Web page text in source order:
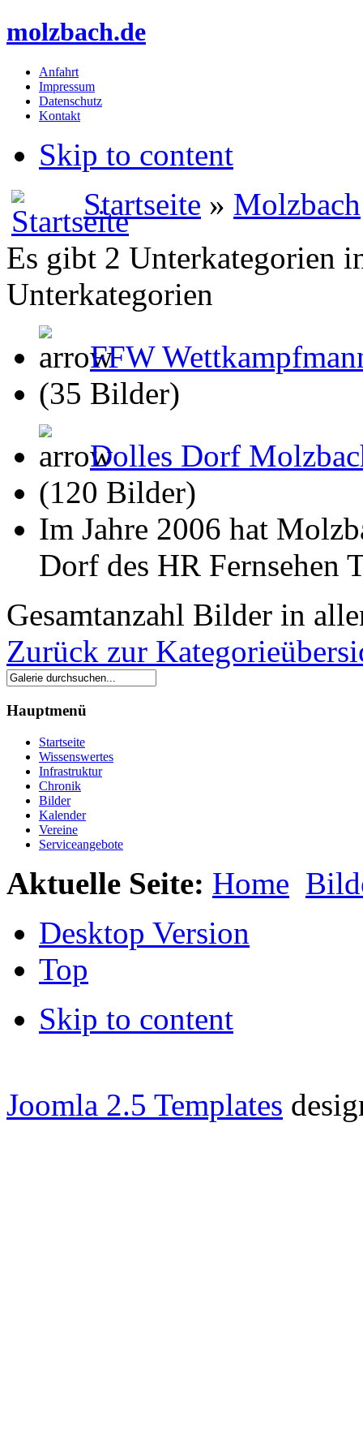
molzbach.de
Anfahrt
Impressum
Datenschutz
Kontakt
Skip to content
Startseite » Molzbach
Es gibt 2 Unterkategorien
Unterkategorien
FFW
(35 Bilder)
Dolles Dorf
(120 Bilder)
Im Jahre 2006 hat
Dorf des HR Fernsehen
Gesamtanzahl Bilder in
Zurück zur
Hauptmenü
Startseite
Wissenswertes
Infrastruktur
Chronik
Bilder
Kalender
Vereine
Serviceangebote
Aktuelle Seite: Home
Desktop Version
Top
Skip to content
Joomla 2.5 Templates